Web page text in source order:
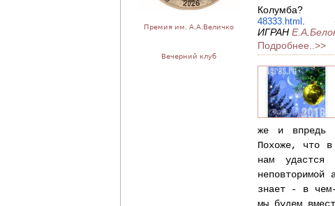
48333.html
.
ИГРАН Е.А.
Подробнее..>>
же и впредь
Похоже, что в
нам удастся
знает - в
Премия им. А.А.Величко
Вечерний клуб